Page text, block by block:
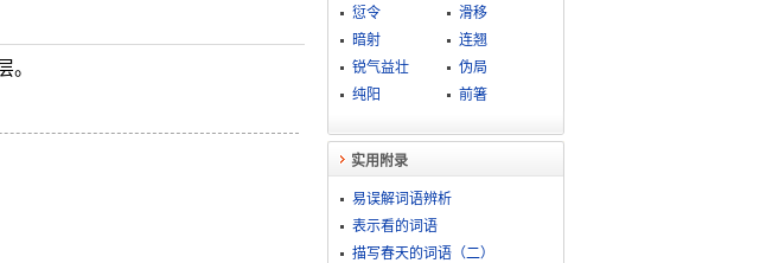
。
愆令
滑移
暗射
连翘
锐气益壮
伪局
纯阳
前箸
实用附录
易误解词语辨析
表示看的词语
描写春天的词语（二）